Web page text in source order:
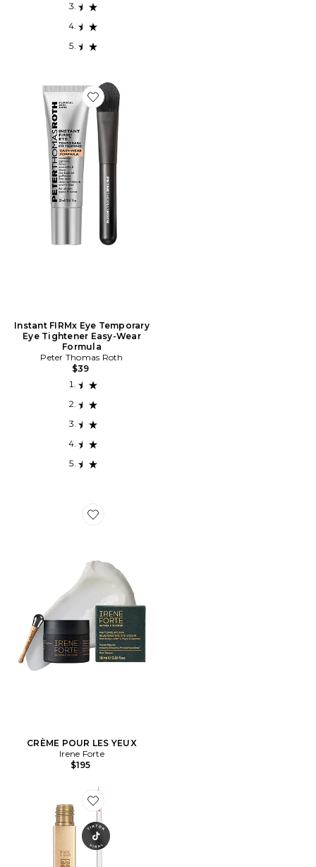
Favorite Instant FIRMx Eye Temporary Eye Tightener
Instant FIRMx Eye Temporary
Eye Tightener Easy-Wear
Formula
Peter Thomas Roth
$39
Favorite CRÈME POUR LES YEUX
CRÈME POUR LES YEUX
Irene Forte
$195
Favorite SÉRUM CILS BABE LASH